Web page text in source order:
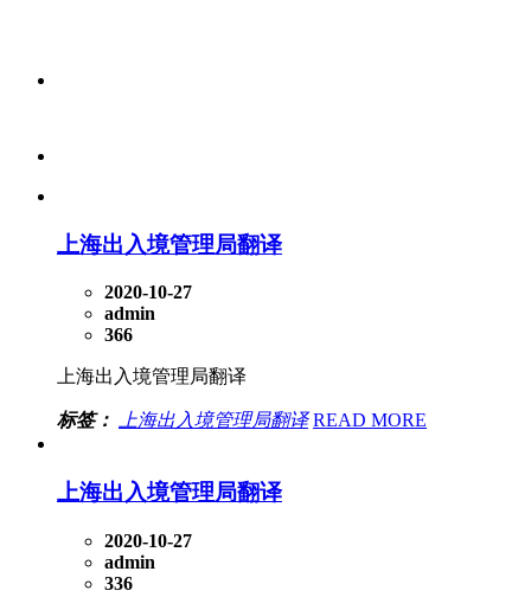
上海出入境管理局翻译
2020-10-27
admin
366
上海出入境管理局翻译
标签： 上海出入境管理局翻译 READ MORE
上海出入境管理局翻译
2020-10-27
admin
336